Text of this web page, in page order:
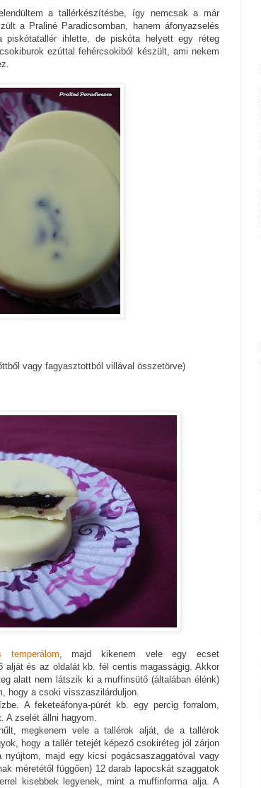
a tallérkészítésbe, így nemcsak a már
a Praliné Paradicsomban, hanem áfonyazselés
ihlette, de piskóta helyett egy réteg
ezúttal fehércsokiból készült, ami nekem
vagy fagyasztottból villával összetörve)
temperálom, majd kikenem vele egy ecset
alját és az oldalát kb. fél centis magasságig. Akkor
alatt nem látszik ki a muffinsütő (általában élénk)
hogy a csoki visszaszilárduljon.
A feketeáfonya-pürét kb. egy percig forralom,
A zselét állni hagyom.
megkenem vele a tallérok alját, de a tallérok
hogy a tallér tetejét képező csokiréteg jól zárjon
nyújtom, majd egy kicsi pogácsaszaggatóval vagy
méretétől függően) 12 darab lapocskát szaggatok
kisebbek legyenek, mint a muffinforma alja. A